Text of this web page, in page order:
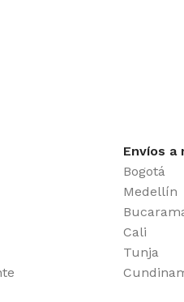
Envíos a
Bogotá
Medellín
Cali
Tunja